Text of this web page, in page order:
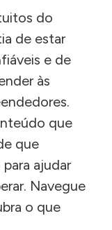
do
de estar
e de
às
que
que
ajudar
Navegue
o que